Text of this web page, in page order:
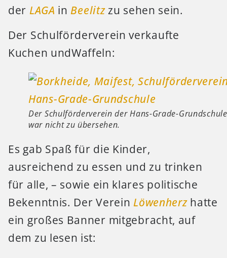
der LAGA in Beelitzzu sehen sein.
Der Schulförderverein verkaufte
Kuchen undWaffeln:
Der Schulförderverein der Hans-Grade-Grundschule
war nicht zu übersehen.
Es gab Spaß für die Kinder,
ausreichend zu essen und zu trinken
für alle, – sowie ein klares politische
Bekenntnis. Der Verein Löwenherzhatte
ein großes Banner mitgebracht, auf
dem zu lesen ist: